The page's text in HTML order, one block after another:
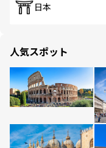
日本
人気スポット